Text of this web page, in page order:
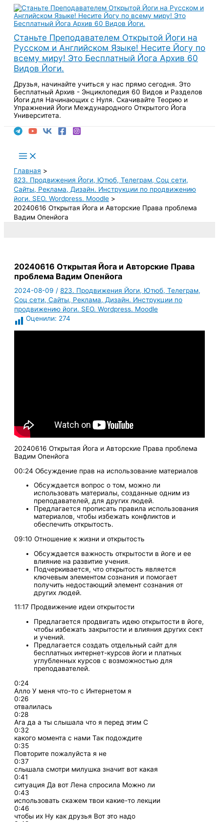
Перейти
содержимому
Станьте Преподавателем Открытой Йоги на
Русском и Английском Языке! Несите Йогу по
всему миру! Это Бесплатный Йога Архив 60
Видов Йоги.
Друзья, начинайте учиться у нас прямо сегодня. Это
Бесплатный Архив - Энциклопедия 60 Видов и Разделов
Йоги для Начинающих с Нуля. Скачивайте Теорию и
Упражнений Йоги Международного Открытого Йога
Университета.
Main
Menu
Главная
823. Продвижения Йоги, Ютюб, Телеграм, Соц сети,
Сайты, Реклама, Дизайн. Инструкции по продвижению
йоги. SEO. Wordpress. Moodle
20240616 Открытая Йога и Авторские Права проблема
Вадим Опенйога
20240616 Открытая Йога и Авторские Права
проблема Вадим Опенйога
2024-08-09/823. Продвижения Йоги, Ютюб, Телеграм,
Соц сети, Сайты, Реклама, Дизайн. Инструкции по
продвижению йоги. SEO. Wordpress. Moodle
Оценили: 274
20240616 Открытая Йога и Авторские Права проблема
Вадим Опенйога
00:24 Обсуждение прав на использование материалов
Обсуждается вопрос о том, можно ли
использовать материалы, созданные одним из
преподавателей, для других людей.
Предлагается прописать правила использования
материалов, чтобы избежать конфликтов и
обеспечить открытость.
09:10 Отношение к жизни и открытость
Обсуждается важность открытости в йоге и ее
влияние на развитие учения.
Подчеркивается, что открытость является
ключевым элементом сознания и помогает
получить недостающий элемент сознания от
других людей.
11:17 Продвижение идеи открытости
Предлагается продвигать идею открытости в йоге,
чтобы избежать закрытости и влияния других сект
и учений.
Предлагается создать отдельный сайт для
бесплатных интернет-курсов йоги и платных
углубленных курсов с возможностью для
преподавателей.
0:24
Алло У меня что-то с Интернетом я
0:26
отвалилась
0:28
Ага да а ты слышала что я перед этим С
0:32
какого момента с нами Так подождите
0:35
Повторите пожалуйста я не
0:37
слышала смотри милушка значит вот какая
0:41
ситуация Да вот Лена спросила Можно ли
0:43
использовать скажем твои какие-то лекции
0:46
чтобы их Ну как друзья Вот это надо